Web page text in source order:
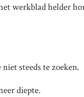
werkblad helder
steeds te zoeken.
diepte.